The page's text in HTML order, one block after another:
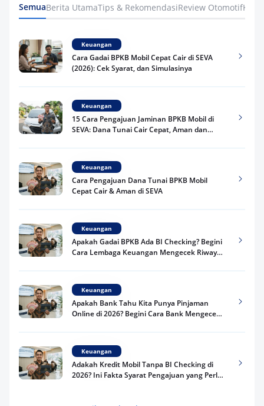
SemuaBerita UtamaTips & RekomendasiReview Otomotif
Keuangan
Cara Gadai BPKB Mobil Cepat Cair di SEVA
(2026): Cek Syarat, dan Simulasinya
Keuangan
15 Cara Pengajuan Jaminan BPKB Mobil di
SEVA: Dana Tunai Cair Cepat, Aman dan
Keuangan
Cara Pengajuan Dana Tunai BPKB Mobil
Cepat Cair & Aman di SEVA
Keuangan
Apakah Gadai BPKB Ada BI Checking? Begini
Cara Lembaga Keuangan Mengecek Riwayat
Keuangan
Apakah Bank Tahu Kita Punya Pinjaman
Online di 2026? Begini Cara Bank Mengecek
Keuangan
Adakah Kredit Mobil Tanpa BI Checking di
2026? Ini Fakta Syarat Pengajuan yang Perlu